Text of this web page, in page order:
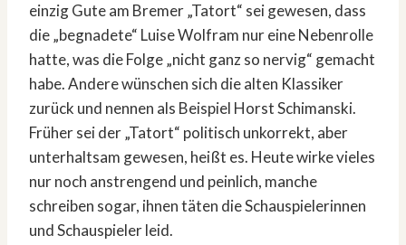
einzig Gute am Bremer „Tatort“ sei gewesen, dass
die „begnadete“ Luise Wolfram nur eine Nebenrolle
hatte, was die Folge „nicht ganz so nervig“ gemacht
habe. Andere wünschen sich die alten Klassiker
zurück und nennen als Beispiel Horst Schimanski.
Früher sei der „Tatort“ politisch unkorrekt, aber
unterhaltsam gewesen, heißt es. Heute wirke vieles
nur noch anstrengend und peinlich, manche
schreiben sogar, ihnen täten die Schauspielerinnen
und Schauspieler leid.